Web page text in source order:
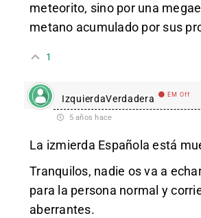
meteorito, sino por una
metano acumulado por sus
1
IzquierdaVerdadera EM Off
5 años hace
La izmierda Española está
Tranquilos, nadie os va a
para la persona normal y
aberrantes.